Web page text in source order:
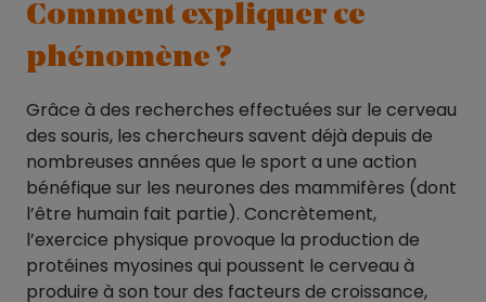
Comment expliquer ce
phénomène ?
Grâce à des recherches effectuées sur le cerveau
des souris, les chercheurs savent déjà depuis de
nombreuses années que le sport a une action
bénéfique sur les neurones des mammifères (dont
l’être humain fait partie). Concrètement,
l’exercice physique provoque la production de
protéines myosines qui poussent le cerveau à
produire à son tour des facteurs de croissance,